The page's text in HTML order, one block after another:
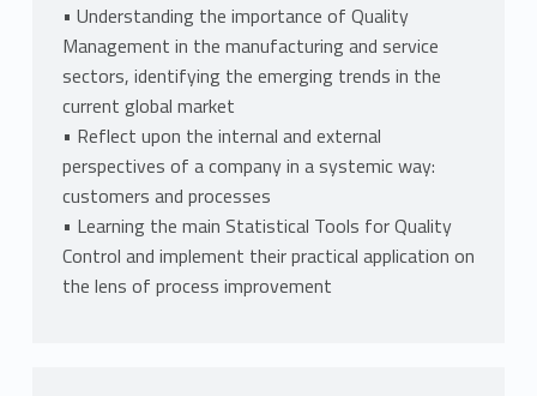
• Understanding the importance of Quality
Management in the manufacturing and service
sectors, identifying the emerging trends in the
current global market
• Reflect upon the internal and external
perspectives of a company in a systemic way:
customers and processes
• Learning the main Statistical Tools for Quality
Control and implement their practical application on
the lens of process improvement